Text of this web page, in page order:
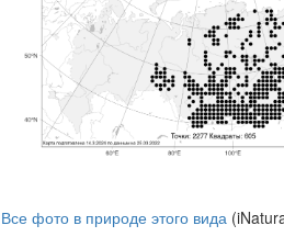
Все фото в природе этого вида